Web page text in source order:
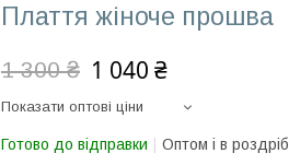
Плаття жіноче прошва
1 300 ₴ 1 040 ₴
Показати оптові ціни
Готово до відправки Оптом і в роздріб